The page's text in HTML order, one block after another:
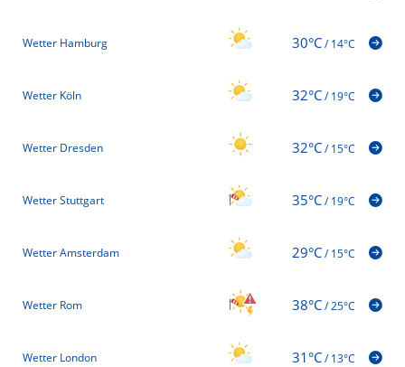
Wetter Hamburg 30°C/14°C
Wetter Köln 32°C/19°C
Wetter Dresden 32°C/15°C
Wetter Stuttgart 35°C/19°C
Wetter Amsterdam 29°C/15°C
Wetter Rom 38°C/25°C
Wetter London 31°C/13°C